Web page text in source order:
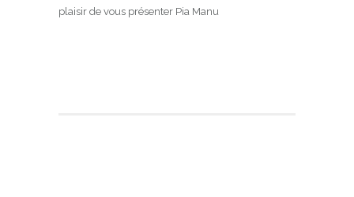
plaisir de vous présenter Pia Manu